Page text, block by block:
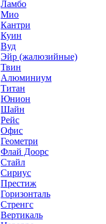
Ламбо
Мио
Кантри
Куин
Вуд
Эйр (жалюзийные)
Твин
Алюминиум
Титан
Юнион
Шайн
Рейс
Офис
Геометри
Флай Доорс
Стайл
Сириус
Престиж
Горизонталь
Стренгс
Вертикаль